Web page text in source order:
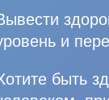
и
быть